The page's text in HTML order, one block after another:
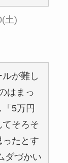
土)
が難し
はまっ
5万円
そろそ
たとす
ダづかい